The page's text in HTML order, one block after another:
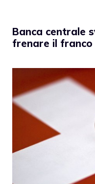
Banca centrale
frenare il franco